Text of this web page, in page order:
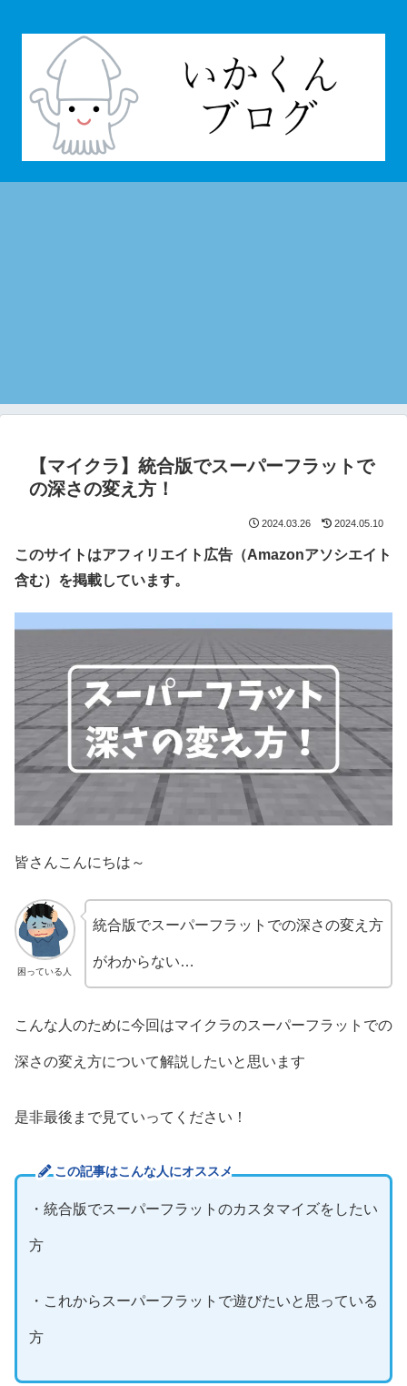
【マイクラ】統合版でスーパーフラットで
の深さの変え方！
2024.03.26 2024.05.10
このサイトはアフィリエイト広告（Amazonアソシエイト
含む）を掲載しています。
皆さんこんにちは～
困っている人
統合版でスーパーフラットでの深さの変え方
がわからない…
こんな人のために今回はマイクラのスーパーフラットでの
深さの変え方について解説したいと思います
是非最後まで見ていってください！
この記事はこんな人にオススメ
・統合版でスーパーフラットのカスタマイズをしたい
方
・これからスーパーフラットで遊びたいと思っている
方